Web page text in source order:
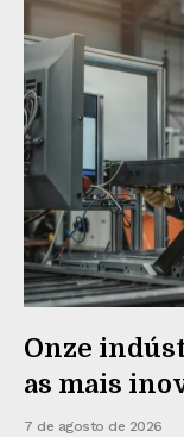
Onze
as mais
7 de agosto de 2026